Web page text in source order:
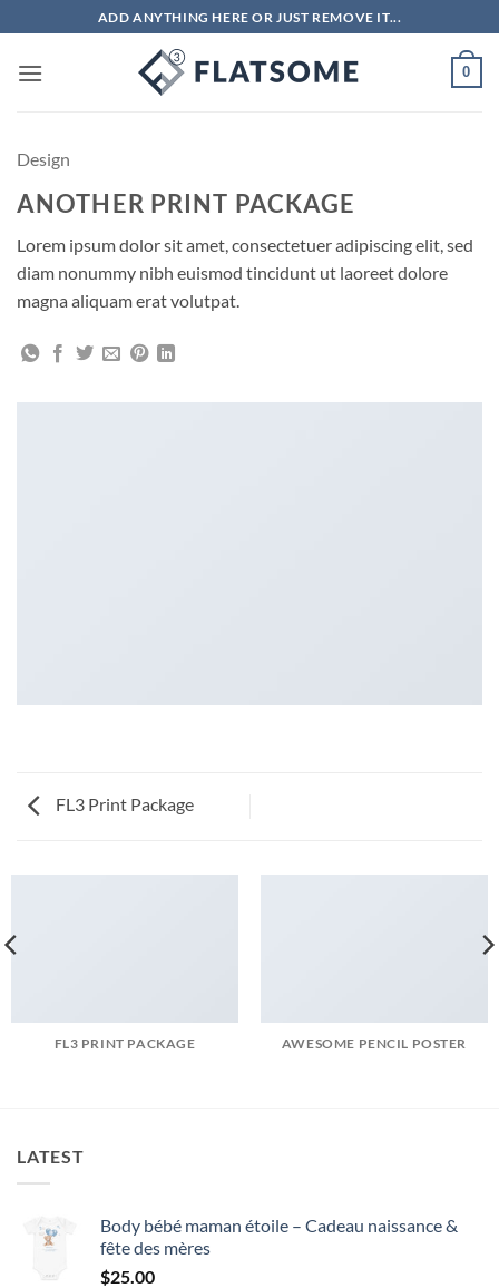
au
contenu
ADD ANYTHING HERE OR JUST REMOVE IT...
0
Design
ANOTHER PRINT PACKAGE
Lorem ipsum dolor sit amet, consectetuer adipiscing elit, sed
diam nonummy nibh euismod tincidunt ut laoreet dolore
magna aliquam erat volutpat.
FL3 Print Package
FL3 PRINT PACKAGE AWESOME PENCIL POSTER
LATEST
Body bébé maman étoile – Cadeau naissance &
fête des mères
$25.00